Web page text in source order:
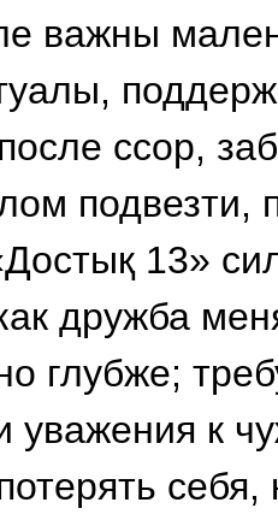
важны
ссор,
подвезти,
13»
дружба
глубже;
уважения к
себя,